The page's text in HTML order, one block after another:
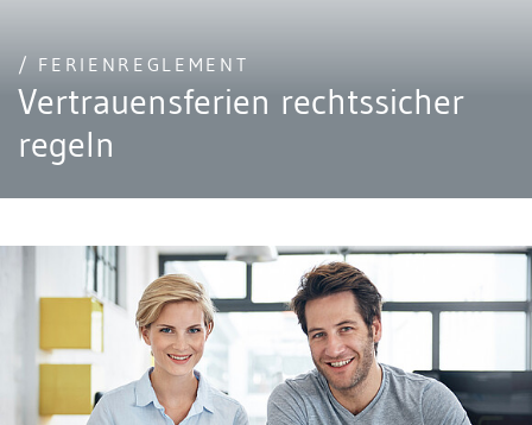
/ FERIENREGLEMENT
Vertrauensferien rechtssicher
regeln